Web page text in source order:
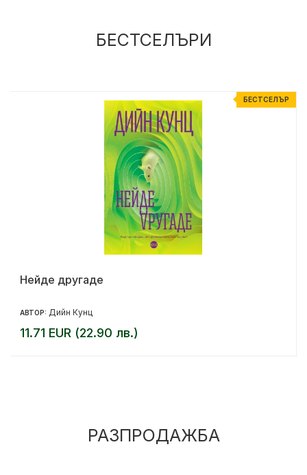
БЕСТСЕЛЪРИ
БЕСТСЕЛЪР
Нейде другаде
АВТОР: Дийн Кунц
11.71 EUR (22.90 лв.)
РАЗПРОДАЖБА